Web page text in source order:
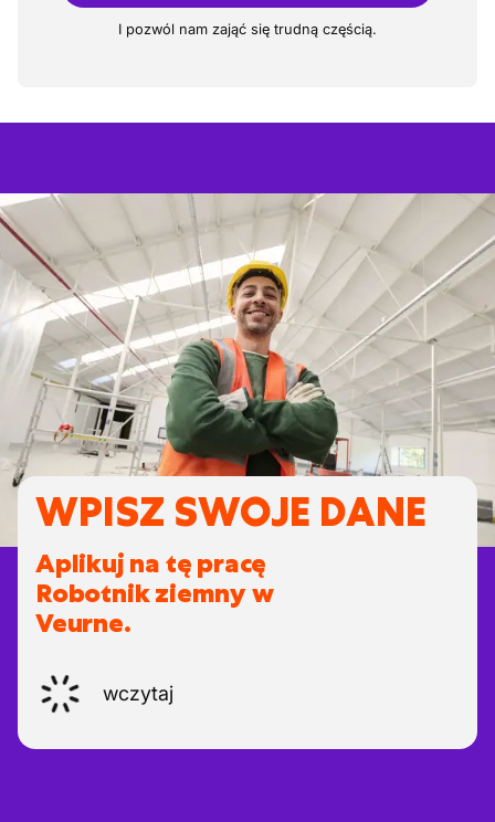
I pozwól nam zająć się trudną częścią.
WPISZ SWOJE DANE
Aplikuj na tę pracę
Robotnik ziemny w
Veurne.
wczytaj